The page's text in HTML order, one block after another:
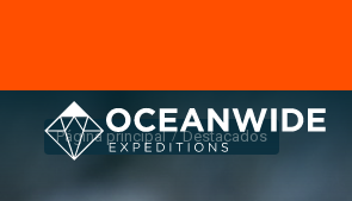
Página principal Destacados